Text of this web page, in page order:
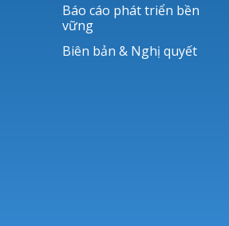
Báo cáo phát triển bền
vững
Biên bản & Nghị quyết